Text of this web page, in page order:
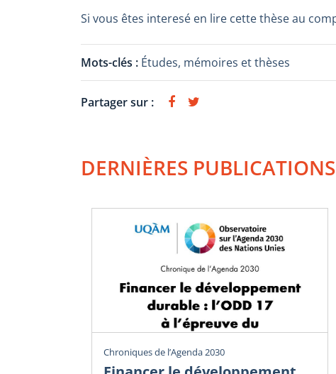
Si vous êtes interesé en lire cette thèse au
Mots-clés : Études, mémoires et thèses
Partager sur :
DERNIÈRES PUBLICATIONS
Chroniques de l’Agenda 2030